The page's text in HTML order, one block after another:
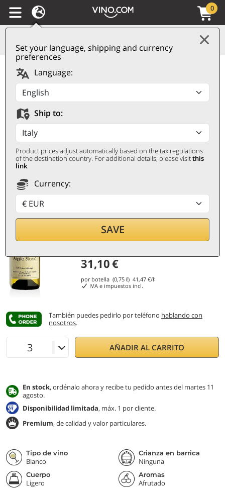
Set your language, shipping and currency
preferences
Language:
Ship to:
Product prices adjust automatically based on the tax regulations
of the destination country. For additional details, please visitthis
link.
Currency:
SAVE
0
Vin des Allobroges IGP
Argile Blanc 2024
Domaine des
Ardoisières
DOMAINE DES ARDOISIÈRES
0,75 ℓ
31,10€
por botella (0,75 ℓ)41,47 €/ℓ
IVA e impuestos incl.
También puedes pedirlo por teléfono hablando con
nosotros.
AÑADIR AL CARRITO
En stock, ordénalo ahora y recibe tu pedido antes del martes 11
agosto.
Disponibilidad limitada, máx. 1 por cliente.
Premium, de calidad y valor particulares.
Tipo de vino
Blanco
Crianza en barrica
Ninguna
Cuerpo
Ligero
Aromas
Afrutado